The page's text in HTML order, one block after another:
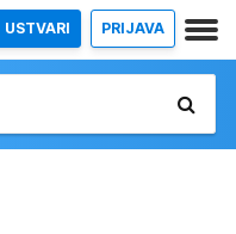
USTVARI PRIJAVA